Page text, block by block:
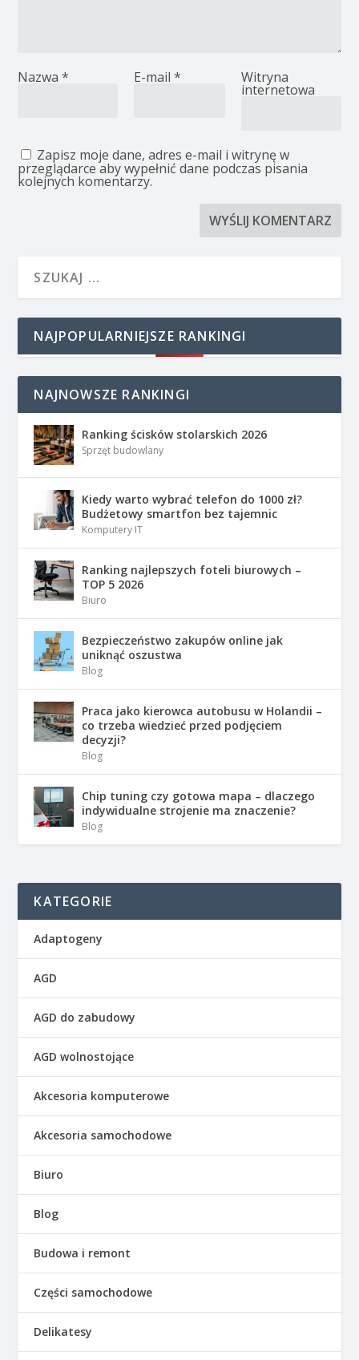
Nazwa* E-mail * Witryna
internetowa
Zapisz moje dane, adres e-mail i witrynę w
przeglądarce aby wypełnić dane podczas pisania
kolejnych komentarzy.
NAJPOPULARNIEJSZE RANKINGI
NAJNOWSZE RANKINGI
Ranking ścisków stolarskich 2026
Sprzęt budowlany
Kiedy warto wybrać telefon do 1000 zł?
Budżetowy smartfon bez tajemnic
Komputery IT
Ranking najlepszych foteli biurowych –
TOP 5 2026
Biuro
Bezpieczeństwo zakupów online jak
uniknąć oszustwa
Blog
Praca jako kierowca autobusu w Holandii –
co trzeba wiedzieć przed podjęciem
decyzji?
Blog
Chip tuning czy gotowa mapa – dlaczego
indywidualne strojenie ma znaczenie?
Blog
KATEGORIE
Adaptogeny
AGD
AGD do zabudowy
AGD wolnostojące
Akcesoria komputerowe
Akcesoria samochodowe
Biuro
Blog
Budowa i remont
Części samochodowe
Delikatesy